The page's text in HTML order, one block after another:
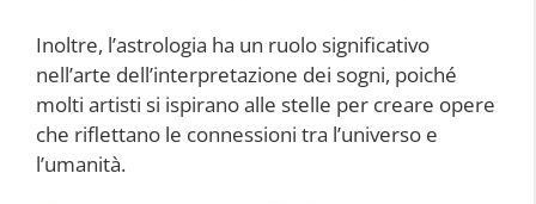
Inoltre, l’astrologia ha un ruolo significativo
nell’arte dell’interpretazione dei sogni, poiché
molti artisti si ispirano alle stelle per creare opere
che riflettano le connessioni tra l’universo e
l’umanità.